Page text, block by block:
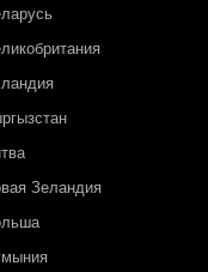
Зеландия